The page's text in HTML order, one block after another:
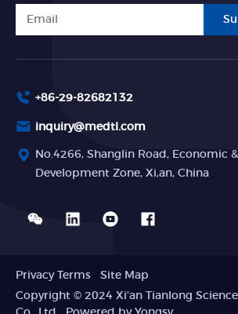
+86-29-82682132
inquiry@medtl.com
No.4266, Shanglin Road, Economic
Development Zone, Xi,an, China
Copyright © 2024 Xi'an Tianlong
Privacy Terms Site Map